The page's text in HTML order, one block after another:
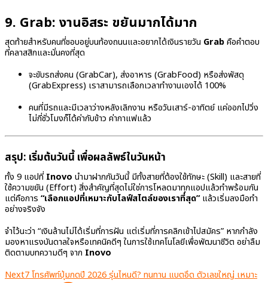
9. Grab: งานอิสระ ขยันมากได้มาก
สุดท้ายสำหรับคนที่ชอบอยู่บนท้องถนนและอยากได้เงินรายวัน Grabคือคำตอบ
ที่คลาสสิกและมั่นคงที่สุด
จะขับรถส่งคน (GrabCar), ส่งอาหาร (GrabFood) หรือส่งพัสดุ
(GrabExpress) เราสามารถเลือกเวลาทำงานเองได้ 100%
คนที่มีรถและมีเวลาว่างหลังเลิกงาน หรือวันเสาร์-อาทิตย์ แค่ออกไปวิ่ง
ไม่กี่ชั่วโมงก็ได้ค่ากับข้าว ค่ากาแฟแล้ว
สรุป: เริ่มต้นวันนี้ เพื่อผลลัพธ์ในวันหน้า
ทั้ง 9 แอปที่ Inovo นำมาฝากกันวันนี้ มีทั้งสายที่ต้องใช้ทักษะ (Skill) และสายที่
ใช้ความขยัน (Effort) สิ่งสำคัญที่สุดไม่ใช่การโหลดมาทุกแอปแล้วทำพร้อมกัน
แต่คือการ “เลือกแอปที่เหมาะกับไลฟ์สไตล์ของเราที่สุด”แล้วเริ่มลงมือทำ
อย่างจริงจัง
จำไว้นะว่า “เงินล้านไม่ได้เริ่มที่การฝัน แต่เริ่มที่การคลิกเข้าไปสมัคร” หากกำลัง
มองหาแรงบันดาลใจหรือเทคนิคดีๆ ในการใช้เทคโนโลยีเพื่อพัฒนาชีวิต อย่าลืม
ติดตามบทความดีๆ จาก Inovo
Next7 โทรศัพท์ปุ่มกดปี 2026 รุ่นไหนดี? ทนทาน แบตอึด ตัวเลขใหญ่ เหมาะ